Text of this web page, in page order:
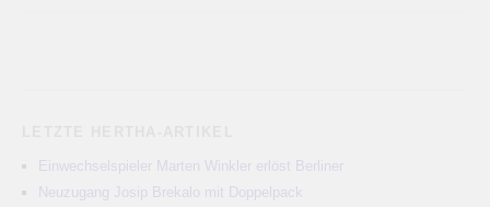
Einwechselspieler Marten Winkler erlöst Berliner
Neuzugang Josip Brekalo mit Doppelpack